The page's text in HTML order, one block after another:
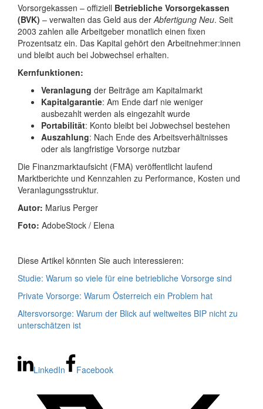
Vorsorgekassen – offiziell Betriebliche Vorsorgekassen
(BVK) – verwalten das Geld aus derAbfertigung Neu. Seit
2003 zahlen alle Arbeitgeber monatlich einen fixen
Prozentsatz ein. Das Kapital gehört den Arbeitnehmer:innen
und bleibt auch bei Jobwechsel erhalten.
Kernfunktionen:
Veranlagung der Beiträge am Kapitalmarkt
Kapitalgarantie: Am Ende darf nie weniger
ausbezahlt werden als eingezahlt wurde
Portabilität: Konto bleibt bei Jobwechsel bestehen
Auszahlung: Nach Ende des Arbeitsverhältnisses
oder als langfristige Vorsorge nutzbar
Die Finanzmarktaufsicht (FMA) veröffentlicht laufend
Marktberichte und Kennzahlen zu Performance, Kosten und
Veranlagungsstruktur.
Autor: Marius Perger
Foto: AdobeStock / Elena
Diese Artikel könnten Sie auch interessieren:
Studie: Warum so viele für eine betriebliche Vorsorge sind
Private Vorsorge: Warum Österreich ein Problem hat
Altersvorsorge: Warum der Blick auf weltweites BIP nicht zu
unterschätzen ist
LinkedIn Facebook